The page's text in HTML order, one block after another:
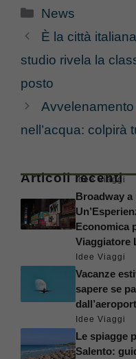
Categorie
News
È la città
studio rivela la
posto
nell’acqua: colpirà
Articoli recenti
Idee Viaggi
Broadway a
Economica
Viaggiatore
Idee Viaggi
Vacanze
sapere se
Idee Viaggi
Le spiagge
Salento: